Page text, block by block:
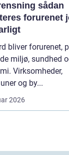
sådan
forurenet
bliver forurenet,
miljø, sundhed
Virksomheder,
og by...
2026